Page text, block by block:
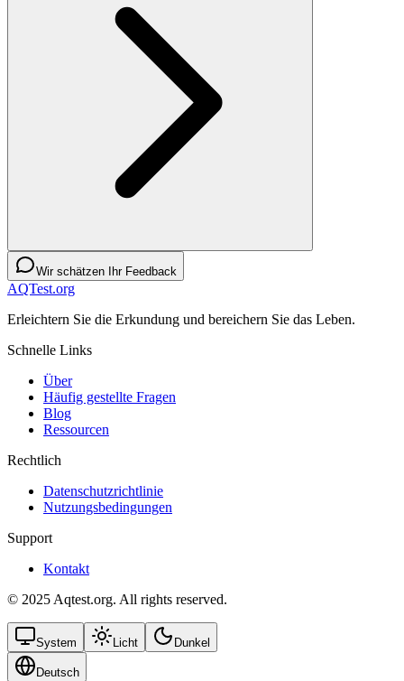
Wir schätzen Ihr Feedback
AQTest.org
Erleichtern Sie die Erkundung und bereichern Sie das Leben.
Schnelle Links
Über
Häufig gestellte Fragen
Blog
Ressourcen
Rechtlich
Datenschutzrichtlinie
Nutzungsbedingungen
Support
Kontakt
© 2025 Aqtest.org. All rights reserved.
System Licht Dunkel
Deutsch